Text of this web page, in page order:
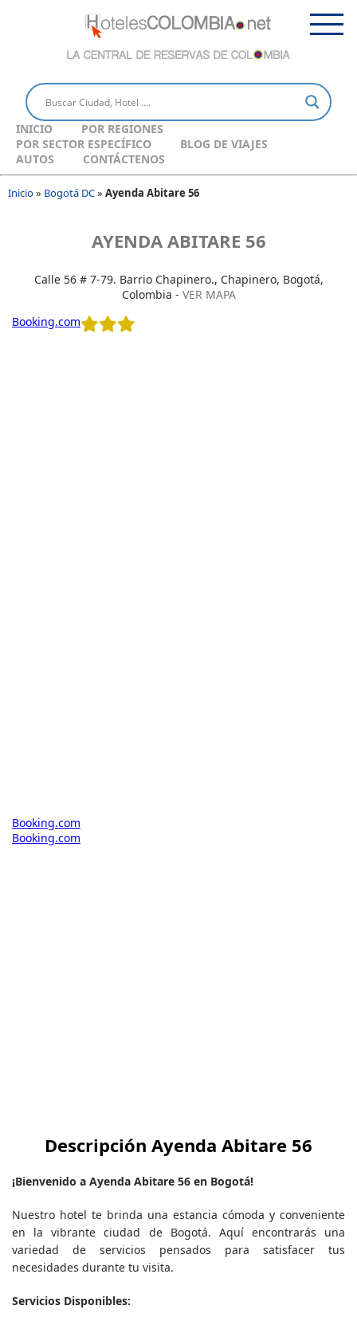
INICIO
POR REGIONES
POR SECTOR ESPECÍFICO
BLOG DE VIAJES
AUTOS
CONTÁCTENOS
Inicio» Bogotá DC» Ayenda Abitare 56
AYENDA ABITARE 56
Calle 56 # 7-79. Barrio Chapinero., Chapinero, Bogotá,
Colombia - VER MAPA
Booking.com
Booking.com
Booking.com
Descripción Ayenda Abitare 56
¡Bienvenido a Ayenda Abitare 56 en Bogotá!
Nuestro hotel te brinda una estancia cómoda y conveniente
en la vibrante ciudad de Bogotá. Aquí encontrarás una
variedad de servicios pensados para satisfacer tus
necesidades durante tu visita.
Servicios Disponibles: